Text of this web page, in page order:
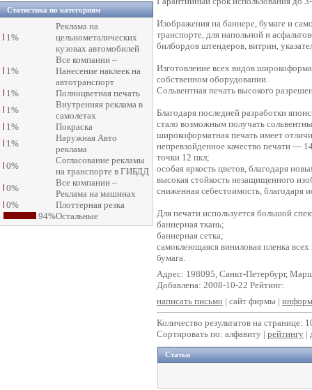
Статистика по категориям
1%
Реклама на
цельнометалических
кузовах автомобилей
1%
Все компании –
Нанесение наклеек на
автотранспорт
1%
Полноцветная печать
1%
Внутренняя реклама в
самолетах
1%
Покраска
1%
Наружная Авто
реклама
0%
Согласование рекламы
на транспорте в ГИБДД
0%
Все компании –
Реклама на машинах
0%
Плоттерная резка
94%Остальные
Изображения на баннере, бумаге и
транспорте, для напольной и
билбордов штендеров, витрин,
Изготовление всех видов
собственном оборудовании.
Сольвентная печать высокого
Благодаря последней разработки
стало возможным получать
широкоформатная печать имеет
непревзойденное качество печати —
точки 12 пкл;
особая яркость цветов, благодаря
высокая стойкость незащищенного
сниженная себестоимость, благодаря
Для печати используется большой
баннерная ткань;
баннерная сетка;
самоклеющаяся виниловая пленка
бумага.
Адрес: 198095, Санкт-Петербург,
Добавлена: 2008-10-22 Рейтинг:
написать письмо | сайт фирмы |
Количество результатов на странице:
Сортировать по: алфавиту | рейтингу |
Статьи